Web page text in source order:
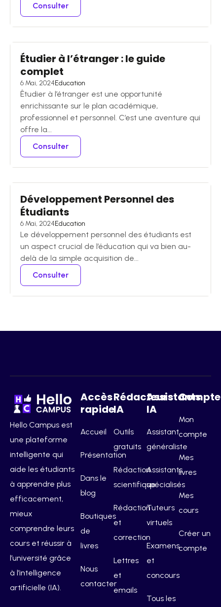
Consulter
Étudier à l’étranger : le guide
complet
6 Mai, 2024Education
Êtudier à l’étranger est une opportunité
enrichissante sur le plan académique,
professionnel et personnel. C’est une aventure qui
offre la...
Consulter
Développement Personnel des
Étudiants
6 Mai, 2024Education
Le développement personnel des étudiants est
un aspect crucial de l’éducation qui va bien au-
delà de la simple acquisition de...
Consulter
Hello Campus est
une plateforme
intelligente qui
aide les étudiants
à apprendre plus
efficacement,
mieux
comprendre leurs
cours et réussir à
l’université grâce
à l’intelligence
artificielle (IA).
Accès
rapide
Accueil
Présentation
Dans le
blog
Boutiques
de
livres
Nous
contacter
Rédacteurs
IA
Outils
gratuits
Rédaction
scientifique
Rédaction
et
correction
Lettres
et
emails
Assistants
IA
Assistant
généraliste
Assistants
spécialisés
Tuteurs
virtuels
Examens
et
concours
Tous les
Compte
Mon
compte
Mes
livres
Mes
cours
Créer un
compte